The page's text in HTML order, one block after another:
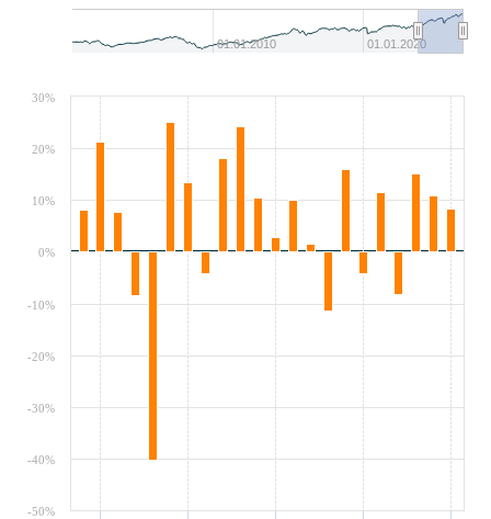
01.01.2010 01.01.2020
-50%
-40%
-30%
-20%
-10%
0%
10%
20%
30%